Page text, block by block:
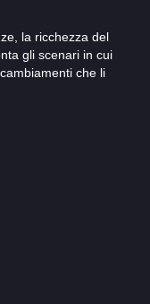
la ricchezza del
gli scenari in cui
che li